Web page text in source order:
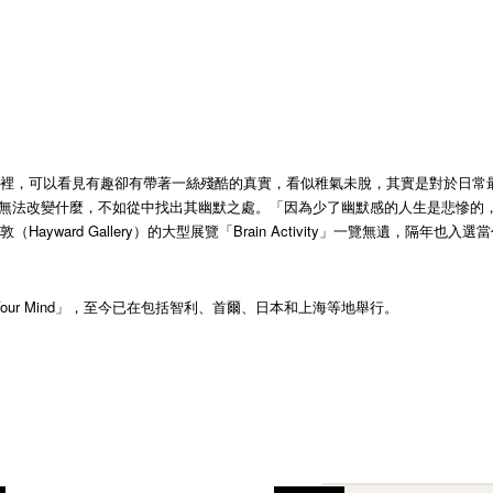
，可以看見有趣卻有帶著一絲殘酷的真實，看似稚氣未脫，其實是對於日
改變什麼，不如從中找出其幽默之處。「因為少了幽默感的人生是悲慘
（Hayward Gallery）的大型展覽「Brain Activity」一覽無遺，隔年也入選
Mind」，至今已在包括智利、首爾、日本和上海等地舉行。